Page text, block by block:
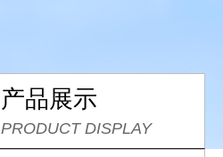
产品展示
PRODUCT DISPLAY